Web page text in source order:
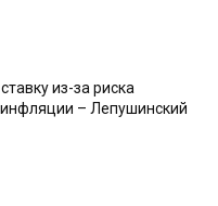
из-за риска
– Лепушинский